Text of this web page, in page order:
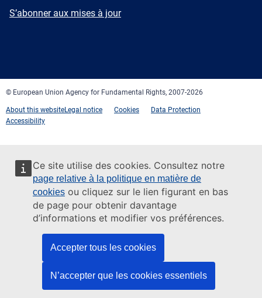
Ce site utilise des cookies. Consultez notre
page relative à la politique en matière de
cookies ou cliquez sur le lien figurant en bas
de page pour obtenir davantage
d’informations et modifier vos préférences.
Accepter tous les cookies
N’accepter que les cookies essentiels
Newsletter
S’abonner aux mises à jour
© European Union Agency for Fundamental Rights, 2007-2026
About this websiteLegal notice Cookies
Data Protection
Accessibility